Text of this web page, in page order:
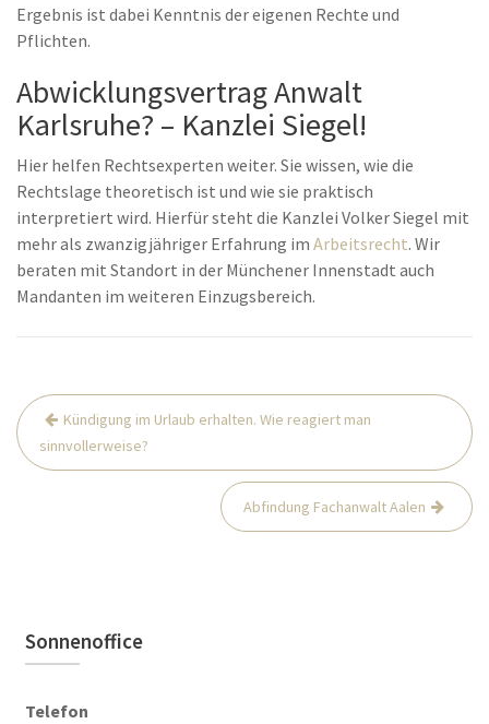
Ergebnis ist dabei Kenntnis der eigenen Rechte und
Pflichten.
Abwicklungsvertrag Anwalt
Karlsruhe? – Kanzlei Siegel!
Hier helfen Rechtsexperten weiter. Sie wissen, wie die
Rechtslage theoretisch ist und wie sie praktisch
interpretiert wird. Hierfür steht die Kanzlei Volker Siegel mit
mehr als zwanzigjähriger Erfahrung im Arbeitsrecht. Wir
beraten mit Standort in der Münchener Innenstadt auch
Mandanten im weiteren Einzugsbereich.
Beitrags-
Navigation
Kündigung im Urlaub erhalten. Wie reagiert man
sinnvollerweise?
Abfindung Fachanwalt Aalen
Sonnenoffice
Telefon